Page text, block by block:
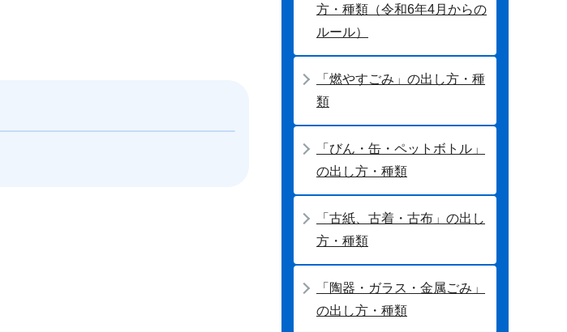
方・種類（令和6年4月からの
ルール）
「燃やすごみ」の出し方・種
類
「びん・缶・ペットボトル」
の出し方・種類
「古紙、古着・古布」の出し
方・種類
「陶器・ガラス・金属ごみ」
の出し方・種類